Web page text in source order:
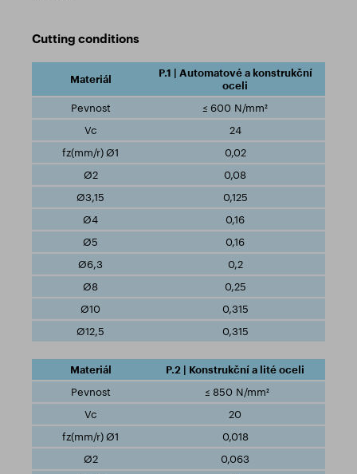
Cutting conditions
P.1 | Automatové a konstrukční
oceli
≤ 600 N/mm²
24
0,02
0,08
0,125
0,16
0,16
0,2
0,25
0,315
0,315
P.2 | Konstrukční a lité oceli
≤ 850 N/mm²
20
0,018
0,063